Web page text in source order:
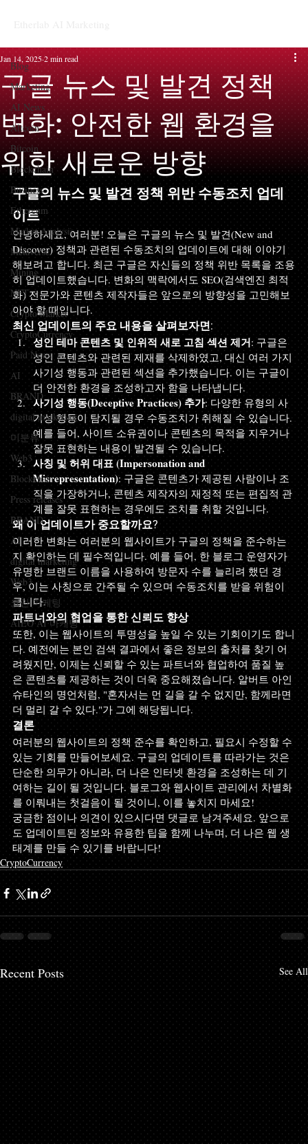
Blog
Marketing
AI News
Altcoin
Bitcoin
Blockchain
Business
Ethereum
Market Analysis
Metaverse
Mining
NFT
Crypto Market
CryptoCurrency
Paid News
AI
BRAND
digital marketing
미분류
Web3
Blockchain
Press releases
BRAND
AI
digital marketing
Web3
코인 마케팅
AIEO AI 마케팅
구글 뉴스 및 발견 정책
변화: 안전한 웹 환경을
위한 새로운 방향
Jan 14, 20252 min read
구글의 뉴스 및 발견 정책 위반 수동조치 업데
이트
안녕하세요, 여러분! 오늘은 구글의 뉴스 및 발견(New and
Discover) 정책과 관련된 수동조치의 업데이트에 대해 이야기
해보려고 합니다. 최근 구글은 자신들의 정책 위반 목록을 조용
히 업데이트했습니다. 변화의 맥락에서도 SEO(검색엔진 최적
화) 전문가와 콘텐츠 제작자들은 앞으로의 방향성을 고민해보
아야 할 때입니다.
최신 업데이트의 주요 내용을 살펴보자면:
성인 테마 콘텐츠 및 인위적 새로 고침 섹션 제거: 구글은
성인 콘텐츠와 관련된 제재를 삭제하였고, 대신 여러 가지
사기성 행동과 관련된 섹션을 추가했습니다. 이는 구글이
더 안전한 환경을 조성하고자 함을 나타냅니다.
사기성 행동(Deceptive Practices) 추가: 다양한 유형의 사
기성 행동이 탐지될 경우 수동조치가 취해질 수 있습니다.
예를 들어, 사이트 소유권이나 콘텐츠의 목적을 지우거나
잘못 표현하는 내용이 발견될 수 있습니다.
사칭 및 허위 대표 (Impersonation and
Misrepresentation): 구글은 콘텐츠가 제공된 사람이나 조
직을 가장하거나, 콘텐츠 제작자의 재정적 또는 편집적 관
계를 잘못 표현하는 경우에도 조치를 취할 것입니다.
왜 이 업데이트가 중요할까요?
이러한 변화는 여러분의 웹사이트가 구글의 정책을 준수하는
지 확인하는 데 필수적입니다. 예를 들어, 한 블로그 운영자가
유명한 브랜드 이름을 사용하여 방문자 수를 늘리려 했던 경
우, 이는 사칭으로 간주될 수 있으며 수동조치를 받을 위험이
큽니다.
파트너와의 협업을 통한 신뢰도 향상
또한, 이는 웹사이트의 투명성을 높일 수 있는 기회이기도 합니
다. 예전에는 본인 검색 결과에서 좋은 정보의 출처를 찾기 어
려웠지만, 이제는 신뢰할 수 있는 파트너와 협업하여 품질 높
은 콘텐츠를 제공하는 것이 더욱 중요해졌습니다. 알버트 아인
슈타인의 명언처럼, "혼자서는 먼 길을 갈 수 없지만, 함께라면
더 멀리 갈 수 있다."가 그에 해당됩니다.
결론
여러분의 웹사이트의 정책 준수를 확인하고, 필요시 수정할 수
있는 기회를 만들어보세요. 구글의 업데이트를 따라가는 것은
단순한 의무가 아니라, 더 나은 인터넷 환경을 조성하는 데 기
여하는 길이 될 것입니다. 블로그와 웹사이트 관리에서 차별화
를 이뤄내는 첫걸음이 될 것이니, 이를 놓치지 마세요!
궁금한 점이나 의견이 있으시다면 댓글로 남겨주세요. 앞으로
도 업데이트된 정보와 유용한 팁을 함께 나누며, 더 나은 웹 생
태계를 만들 수 있기를 바랍니다!
CryptoCurrency
Recent Posts See All